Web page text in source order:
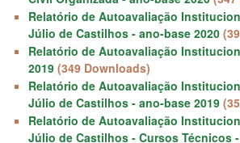
Relatório de Autoavaliação
Júlio de Castilhos - ano-base 2020
Relatório de Autoavaliação
2019 (349 Downloads)
Relatório de Autoavaliação
Júlio de Castilhos - ano-base 2019
Relatório de Autoavaliação
Júlio de Castilhos - Cursos Técnicos